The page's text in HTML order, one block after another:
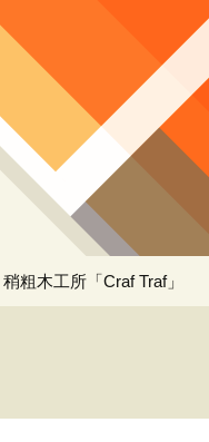
稍粗木工所「Craf Traf」